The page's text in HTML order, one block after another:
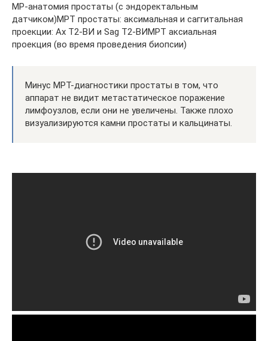
МР-анатомия простаты (с эндоректальным
датчиком)МРТ простаты: аксимальная и саггитальная
проекции: Ax Т2-ВИ и Sag Т2-ВИМРТ аксиальная
проекция (во время проведения биопсии)
Минус МРТ-диагностики простаты в том, что
аппарат не видит метастатическое поражение
лимфоузлов, если они не увеличены. Также плохо
визуализируются камни простаты и кальцинаты.